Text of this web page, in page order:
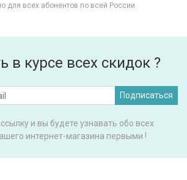
для всех абонентов по всей России
в курсе всех скидок ?
Подписаться
и вы будете узнавать обо всех
интернет-магазина первыми !